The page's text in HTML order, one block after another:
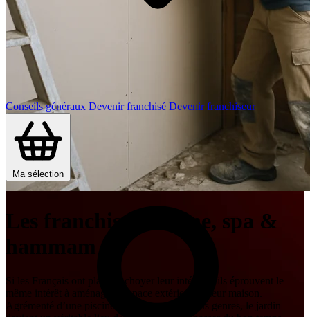
Conseils généraux Devenir franchisé Devenir franchiseur
Ma sélection
Les franchises Piscine, spa &
hammam
Si les Français ont plaisir à choyer leur intérieur, ils éprouvent le
même intérêt à aménager l’espace extérieur de leur maison.
Agrémenté d’une piscine ou de plantes en tous genres, le jardin